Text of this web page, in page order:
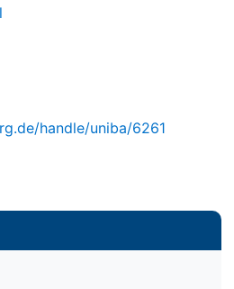
handle/uniba/6261